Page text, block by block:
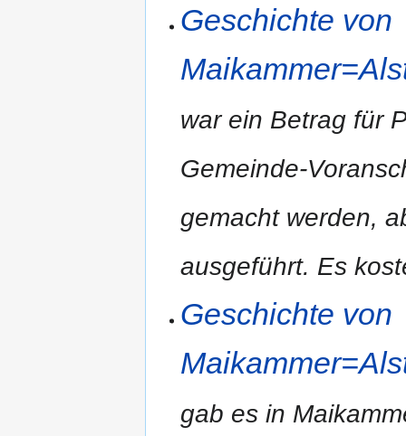
Geschichte von
war ein Betrag für
Gemeinde-
gemacht werden,
ausgeführt. Es
Geschichte von
gab es in